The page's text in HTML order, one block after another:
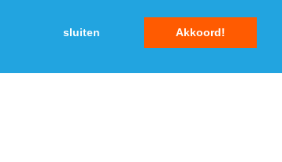
sluiten Akkoord!